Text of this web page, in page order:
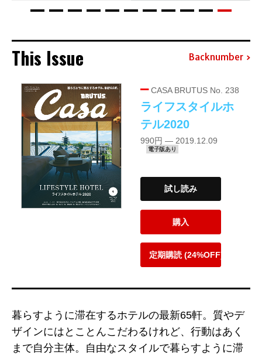
This Issue Backnumber
CASA BRUTUS No. 238
ライフスタイルホ
テル2020
990円 — 2019.12.09
電子版あり
試し読み
購入
定期購読 (24%OFF)
暮らすように滞在するホテルの最新65軒。質やデ
ザインにはとことんこだわるけれど、行動はあく
まで自分主体。自由なスタイルで暮らすように滞